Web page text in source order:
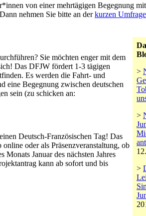
von einer mehrtägigen Begegnung
nehmen Sie bitte an derkurzen Umfrage
>
>
>
Sie möchten enger mit dem
Das DFJW fördert 1-3 tägigen
Es werden die Fahrt- und
eine Begegnung zwischen deutschen
sein (zu schicken an:
Deutsch-Französischen Tag! Das
oder als Präsenzveranstaltung, ob
Januar des nächsten Jahres
kann ab sofort und bis